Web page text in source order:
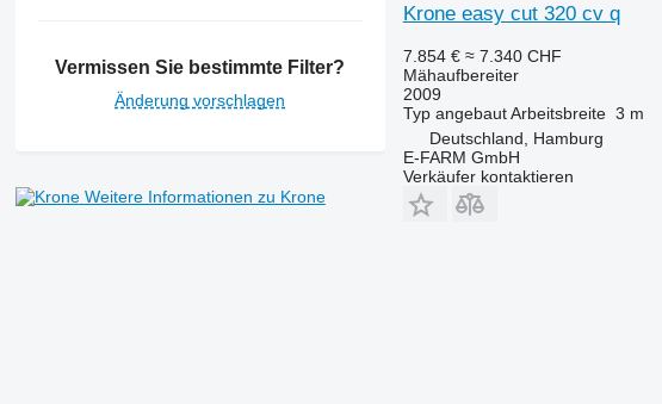
Vermissen Sie bestimmte Filter?
Änderung vorschlagen
Weitere Informationen zu Krone
Krone easy cut 320 cv q
7.854 € ≈ 7.340 CHF
Mähaufbereiter
2009
Typ angebaut Arbeitsbreite 3 m
Deutschland, Hamburg
E-FARM GmbH
Verkäufer kontaktieren